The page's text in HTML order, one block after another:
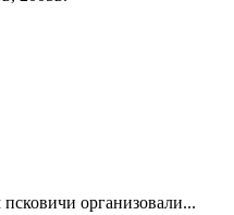
организовали...